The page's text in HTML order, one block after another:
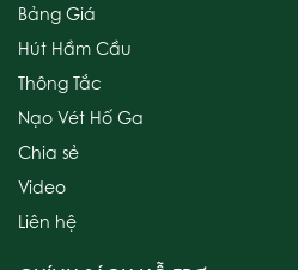
Bảng Giá
Hút Hầm Cầu
Thông Tắc
Nạo Vét Hố Ga
Chia sẻ
Video
Liên hệ